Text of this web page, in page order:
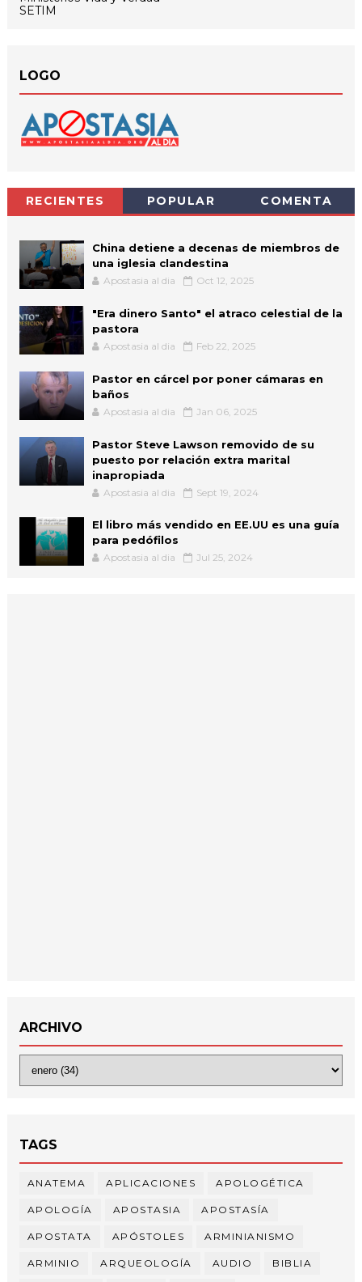
SETIM
LOGO
RECIENTES POPULAR COMENTA
China detiene a decenas de miembros de
una iglesia clandestina
Apostasia al dia Oct 12, 2025
"Era dinero Santo" el atraco celestial de la
pastora
Apostasia al dia Feb 22, 2025
Pastor en cárcel por poner cámaras en
baños
Apostasia al dia Jan 06, 2025
Pastor Steve Lawson removido de su
puesto por relación extra marital
inapropiada
Apostasia al dia Sept 19, 2024
El libro más vendido en EE.UU es una guía
para pedófilos
Apostasia al dia Jul 25, 2024
ARCHIVO
TAGS
ANATEMA APLICACIONES APOLOGÉTICA
APOLOGÍA APOSTASIA APOSTASÍA
APOSTATA APÓSTOLES ARMINIANISMO
ARMINIO ARQUEOLOGÍA AUDIO BIBLIA